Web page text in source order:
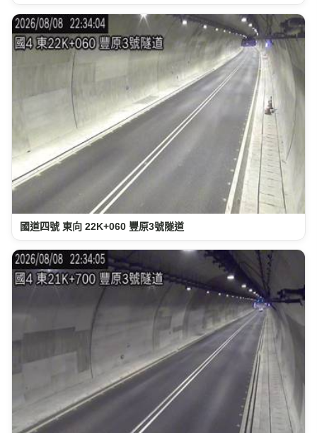
國道四號 東向 22K+060 豐原3號隧道